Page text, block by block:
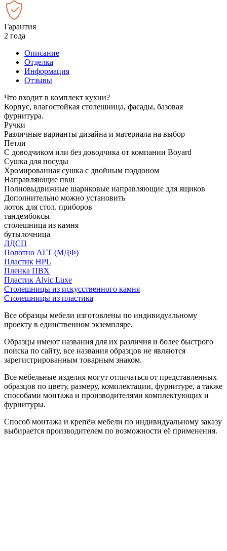
Гарантия
2 года
Описание
Отделка
Информация
Отзывы
Что входит в комплект кухни?
Корпус, влагостойкая столешница, фасады, базовая
фурнитура.
Ручки
Различные варианты дизайна и материала на выбор
Петли
С доводчиком или без доводчика от компании Boyard
Сушка для посуды
Хромированная сушка с двойным поддоном
Направляющие пвш
Полновыдвижные шариковые направляющие для ящиков
Дополнительно можно установить
лоток для стол. приборов
тандембоксы
столешница из камня
бутылочница
ЛДСП
Полотно АГТ (МДФ)
Пластик HPL
Пленка ПВХ
Пластик Alvic Luxe
Столешницы из искусственного камня
Столешницы из пластика
Все образцы мебели изготовлены по индивидуальному
проекту в единственном экземпляре.
Образцы имеют названия для их различия и более быстрого
поиска по сайту, все названия образцов не являются
зарегистрированным товарным знаком.
Все мебельные изделия могут отличаться от представленных
образцов по цвету, размеру, комплектации, фурнитуре, а также
способами монтажа и производителями комплектующих и
фурнитуры.
Способ монтажа и крепёж мебели по индивидуальному заказу
выбирается производителем по возможности её применения.